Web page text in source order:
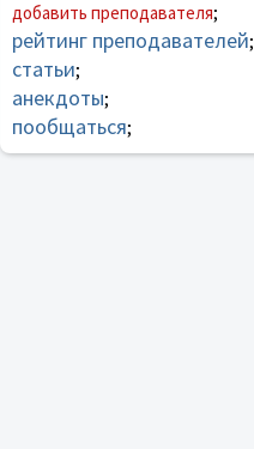
добавить преподавателя;
рейтинг преподавателей;
статьи;
анекдоты;
пообщаться;